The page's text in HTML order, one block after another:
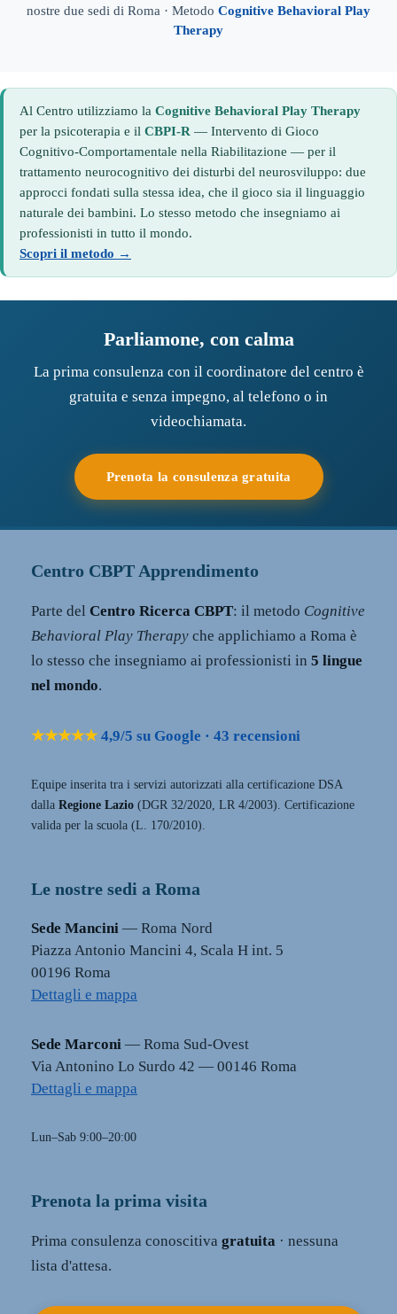
nostre due sedi di Roma · Metodo Cognitive Behavioral Play
Therapy
Al Centro utilizziamo la Cognitive Behavioral Play Therapy
per la psicoterapia e il CBPI-R — Intervento di Gioco
Cognitivo-Comportamentale nella Riabilitazione — per il
trattamento neurocognitivo dei disturbi del neurosviluppo: due
approcci fondati sulla stessa idea, che il gioco sia il linguaggio
naturale dei bambini. Lo stesso metodo che insegniamo ai
professionisti in tutto il mondo.
Scopri il metodo →
Parliamone, con calma
La prima consulenza con il coordinatore del centro è
gratuita e senza impegno, al telefono o in
videochiamata.
Prenota la consulenza gratuita
Centro CBPT Apprendimento
Parte del Centro Ricerca CBPT: il metodo Cognitive
Behavioral Play Therapy che applichiamo a Roma è
lo stesso che insegniamo ai professionisti in 5 lingue
nel mondo.
★★★★★ 4,9/5 su Google · 43 recensioni
Equipe inserita tra i servizi autorizzati alla certificazione DSA
dalla Regione Lazio (DGR 32/2020, LR 4/2003). Certificazione
valida per la scuola (L. 170/2010).
Le nostre sedi a Roma
Sede Mancini — Roma Nord
Piazza Antonio Mancini 4, Scala H int. 5
00196 Roma
Dettagli e mappa
Sede Marconi — Roma Sud-Ovest
Via Antonino Lo Surdo 42 — 00146 Roma
Dettagli e mappa
Lun–Sab 9:00–20:00
Prenota la prima visita
Prima consulenza conoscitiva gratuita · nessuna
lista d'attesa.